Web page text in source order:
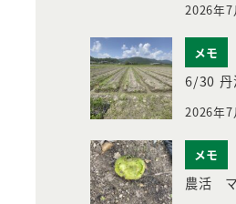
2026年7
メモ
6/30 丹
2026年7
メモ
農活